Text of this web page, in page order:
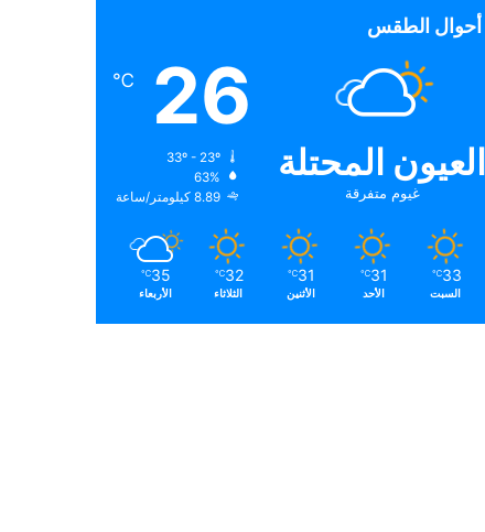
أحوال الطقس
العيون المحتلة
غيوم متفرقة
26
℃
63%
8.89 كيلومتر/ساعة
33
℃
السبت
31
℃
الأحد
31
℃
الأثنين
32
℃
الثلاثاء
35
℃
الأربعاء